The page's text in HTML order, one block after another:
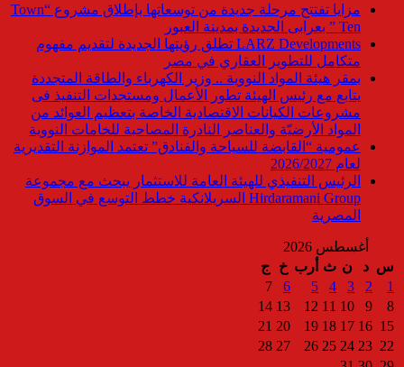
مزايا تفتتح مرحلة جديدة من توسعاتها بإطلاق مشروع “Town
Ten ” بعرابى الجديدة بمدينة العبور
LARZ Developments تطلق رؤيتها الجديدة لتقديم مفهوم
متكامل للتطوير العقاري في مصر
بمقر هيئة المواد النووية .. وزير الكهرباء والطاقة المتجددة
يتابع مع رئيس الهيئة تطور الأعمال ومستجدات التنفيذ فى
مشروعات الكيانات الاقتصادية الخاصة بتعظيم العوائد من
المواد الأرضيّة والعناصر النادرة المصاحبة للخامات النووية
عمومية “القابضة للسياحة والفنادق” تعتمد الموازنة التقديرية
لعام 2026/2027
الرئيس التنفيذي للهيئة العامة للاستثمار يبحث مع مجموعة
Hirdaramani Group السريلانكية خطط التوسع في السوق
المصرية
أغسطس 2026
س د ن ث أرب خ
ج
1
2
3
4
5
6
7
8
9
10
11
12
13
14
15
16
17
18
19
20
21
22
23
24
25
26
27
28